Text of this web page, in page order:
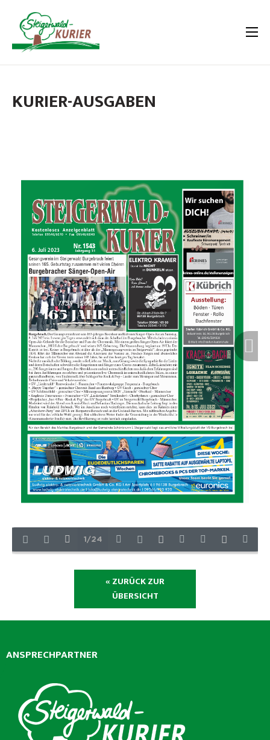
KURIER-AUSGABEN
« ZURÜCK ZUR
ÜBERSICHT
ANSPRECHPARTNER